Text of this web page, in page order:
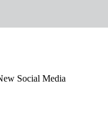
Social Media